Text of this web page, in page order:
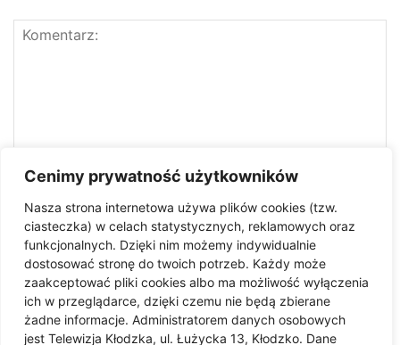
Cenimy prywatność użytkowników
Nasza strona internetowa używa plików cookies (tzw.
ciasteczka) w celach statystycznych, reklamowych oraz
funkcjonalnych. Dzięki nim możemy indywidualnie
dostosować stronę do twoich potrzeb. Każdy może
zaakceptować pliki cookies albo ma możliwość wyłączenia
ich w przeglądarce, dzięki czemu nie będą zbierane
żadne informacje. Administratorem danych osobowych
jest Telewizja Kłodzka, ul. Łużycka 13, Kłodzko. Dane